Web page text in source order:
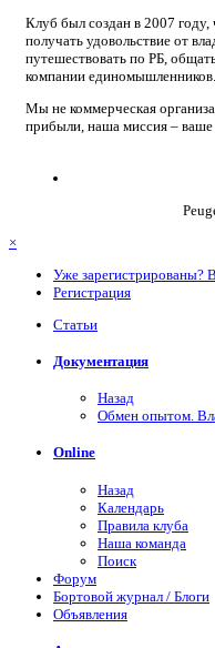
Клуб был создан в 2007
получать удовольствие от
путешествовать по РБ,
компании единомышленников.
Мы не коммерческая
прибыли, наша миссия –
×
Уже зарегистрированы?
Регистрация
Статьи
Документация
Назад
Обмен опытом.
Online
Назад
Календарь
Правила клуба
Наша команда
Поиск
Форум
Бортовой журнал / Блоги
Объявления